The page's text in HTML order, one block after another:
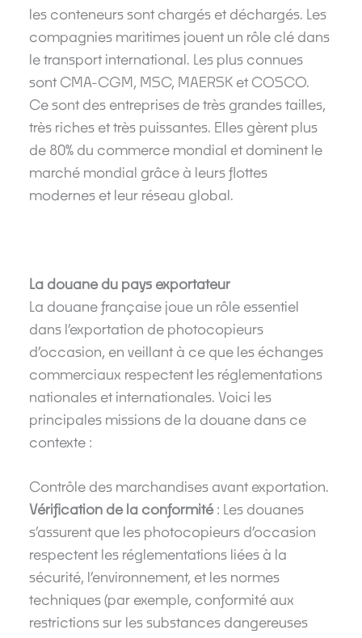
les conteneurs sont chargés et déchargés. Les
compagnies maritimes jouent un rôle clé dans
le transport international. Les plus connues
sont CMA-CGM, MSC, MAERSK et COSCO.
Ce sont des entreprises de très grandes tailles,
très riches et très puissantes. Elles gèrent plus
de 80% du commerce mondial et dominent le
marché mondial grâce à leurs flottes
modernes et leur réseau global.
La douane du pays exportateur
La douane française joue un rôle essentiel
dans l’exportation de photocopieurs
d’occasion, en veillant à ce que les échanges
commerciaux respectent les réglementations
nationales et internationales. Voici les
principales missions de la douane dans ce
contexte :
Contrôle des marchandises avant exportation.
Vérification de la conformité: Les douanes
s’assurent que les photocopieurs d’occasion
respectent les réglementations liées à la
sécurité, l’environnement, et les normes
techniques (par exemple, conformité aux
restrictions sur les substances dangereuses